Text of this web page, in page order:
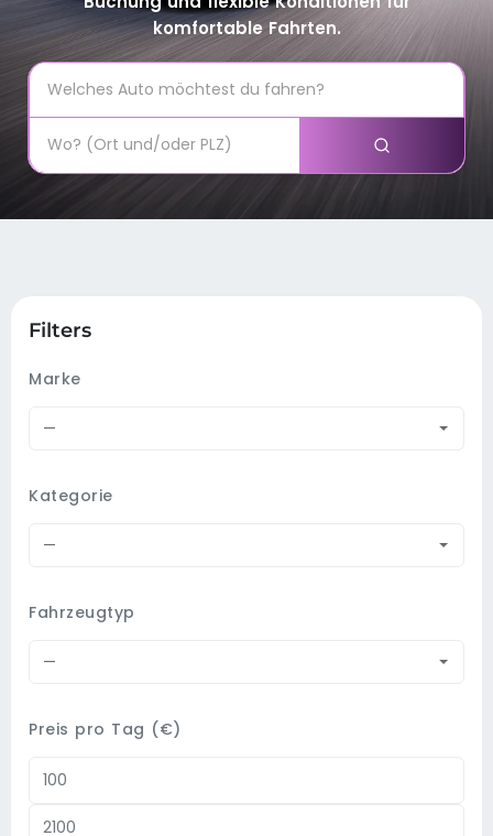
komfortable Fahrten.
Filters
Marke
—
Kategorie
—
Fahrzeugtyp
—
Preis pro Tag (€)